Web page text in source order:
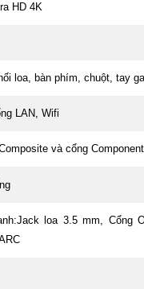
HD 4K
loa, bàn phím, chuột, tay
LAN, Wifi
và cổng Component
Jack loa 3.5 mm, Cổng